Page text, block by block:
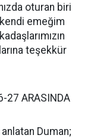
oturan biri
emeğim
teşekkür
27 ARASINDA
Duman;